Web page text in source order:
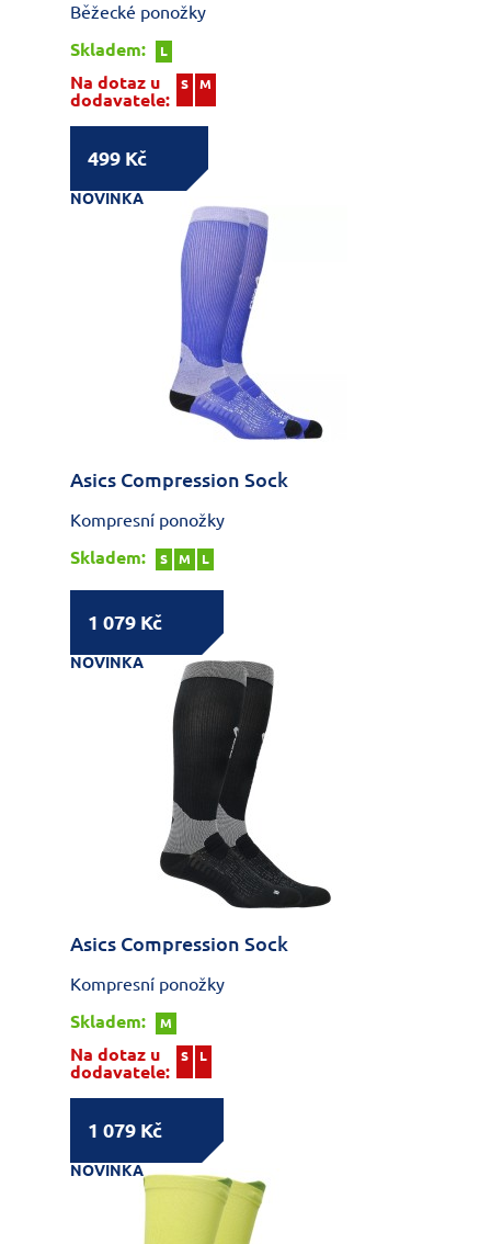
Běžecké ponožky
Skladem:
L
Na dotaz u
dodavatele:
S M
499 Kč
NOVINKA
Asics Compression Sock
Kompresní ponožky
Skladem:
S M L
1 079 Kč
NOVINKA
Asics Compression Sock
Kompresní ponožky
Skladem:
M
Na dotaz u
dodavatele:
S L
1 079 Kč
NOVINKA